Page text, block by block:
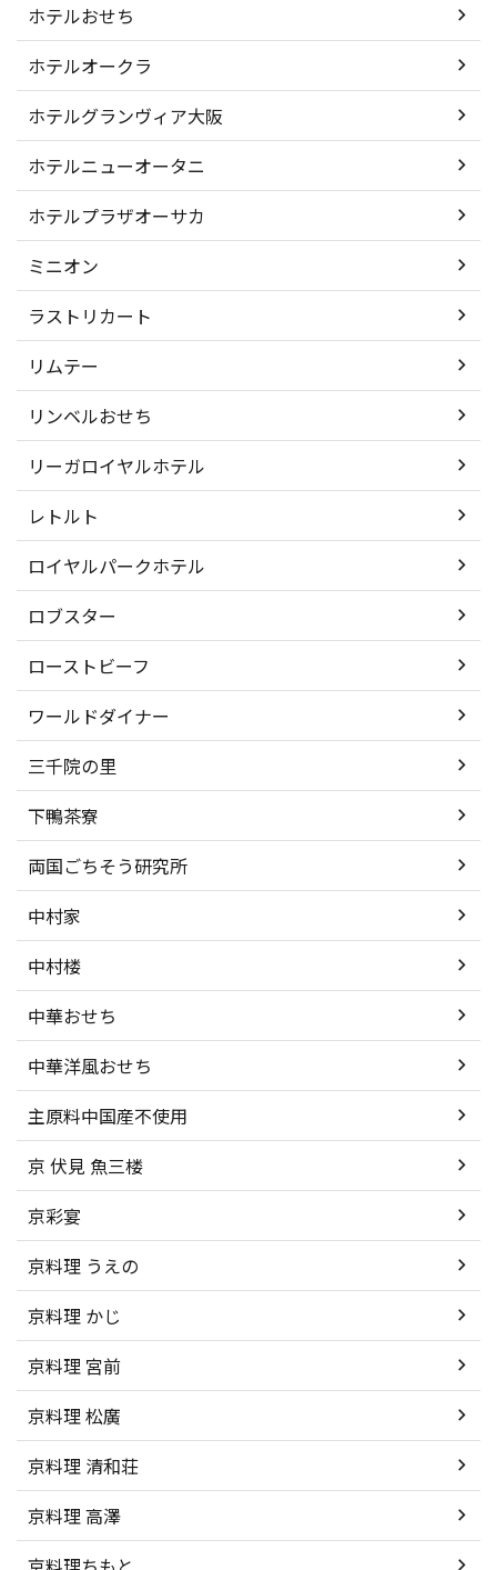
ホテルおせち
ホテルオークラ
ホテルグランヴィア大阪
ホテルニューオータニ
ホテルプラザオーサカ
ミニオン
ラストリカート
リムテー
リンベルおせち
リーガロイヤルホテル
レトルト
ロイヤルパークホテル
ロブスター
ローストビーフ
ワールドダイナー
三千院の里
下鴨茶寮
両国ごちそう研究所
中村家
中村楼
中華おせち
中華洋風おせち
主原料中国産不使用
京 伏見 魚三楼
京彩宴
京料理 うえの
京料理 かじ
京料理 宮前
京料理 松廣
京料理 清和荘
京料理 高澤